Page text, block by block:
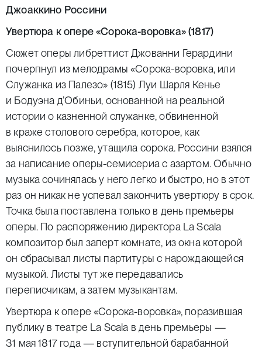
Джоаккино Россини
Увертюра к опере «Сорока-воровка» (1817)
Сюжет оперы либреттист Джованни Герардини
почерпнул из мелодрамы «Сорока-воровка, или
Служанка из Палезо» (1815) Луи Шарля Кенье
и Бодуэна д’Обиньи, основанной на реальной
истории о казненной служанке, обвиненной
в краже столового серебра, которое, как
выяснилось позже, утащила сорока. Россини взялся
за написание оперы-семисериа с азартом. Обычно
музыка сочинялась у него легко и быстро, но в этот
раз он никак не успевал закончить увертюру в срок.
Точка была поставлена только в день премьеры
оперы. По распоряжению директора La Scala
композитор был заперт комнате, из окна которой
он сбрасывал листы партитуры с нарождающейся
музыкой. Листы тут же передавались
переписчикам, а затем музыкантам.
Увертюра к опере «Сорока-воровка», поразившая
публику в театре La Scala в день премьеры —
31 мая 1817 года — вступительной барабанной